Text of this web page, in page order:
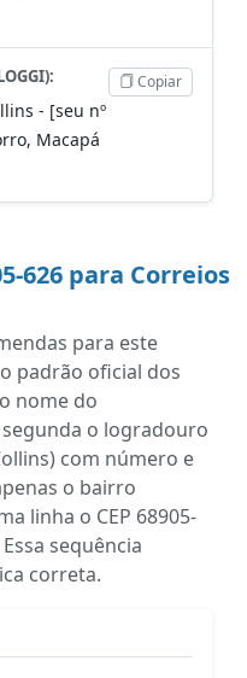
- [seu nº
Macapá
Copiar
626 para Correios
para este
padrão oficial dos
nome do
o logradouro
com número e
o bairro
linha o CEP 68905-
sequência
correta.